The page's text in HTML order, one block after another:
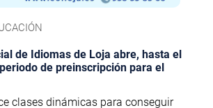
de Idiomas de Loja abre, hasta el
de preinscripción para el
clases dinámicas para conseguir